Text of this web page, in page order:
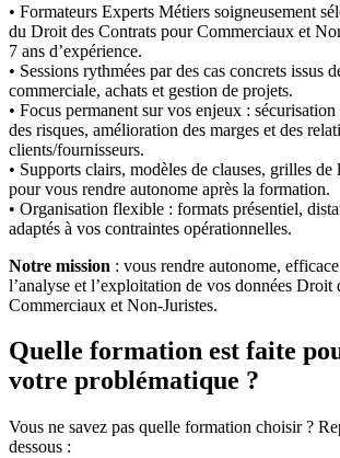
• Formateurs Experts Métiers soigneusement
du Droit des Contrats pour Commerciaux et
7 ans d’expérience.
• Sessions rythmées par des cas concrets issus
commerciale, achats et gestion de projets.
• Focus permanent sur vos enjeux :
des risques, amélioration des marges et des
clients/fournisseurs.
• Supports clairs, modèles de clauses, grilles
pour vous rendre autonome après la formation.
• Organisation flexible : formats présentiel,
adaptés à vos contraintes opérationnelles.
Notre mission : vous rendre autonome,
l’analyse et l’exploitation de vos données Droit
Commerciaux et Non-Juristes.
Quelle formation est faite
votre problématique ?
Vous ne savez pas quelle formation choisir ?
dessous :